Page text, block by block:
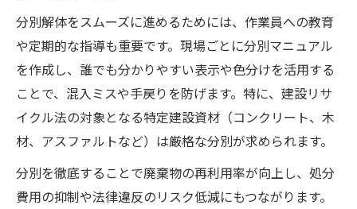
分別解体をスムーズに進めるためには、作業員への教育
や定期的な指導も重要です。現場ごとに分別マニュアル
を作成し、誰でも分かりやすい表示や色分けを活用する
ことで、混入ミスや手戻りを防げます。特に、建設リサ
イクル法の対象となる特定建設資材（コンクリート、木
材、アスファルトなど）は厳格な分別が求められます。
分別を徹底することで廃棄物の再利用率が向上し、処分
費用の抑制や法律違反のリスク低減にもつながります。